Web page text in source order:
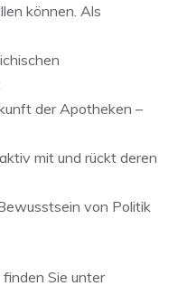
können. Als
der Apotheken –
mit und rückt deren
von Politik
Sie unter